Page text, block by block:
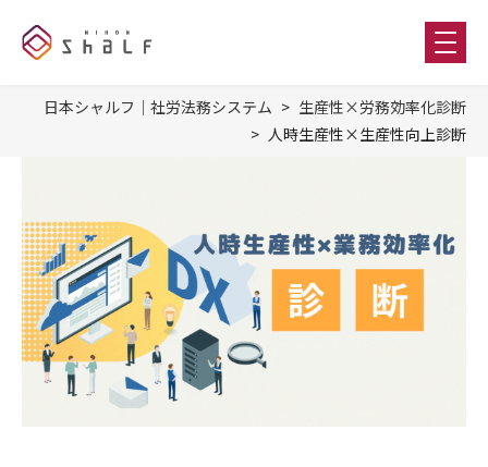
日本シャルフ｜社労法務システム
生産性×労務効率化診断
人時生産性×生産性向上診断